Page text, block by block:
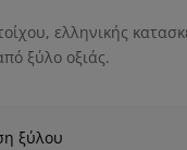
ελληνικής
ξύλο οξιάς.
ξύλου